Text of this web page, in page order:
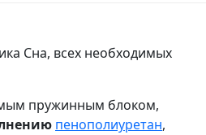
Сна, всех необходимых
пружинным блоком,
пенополиуретан,